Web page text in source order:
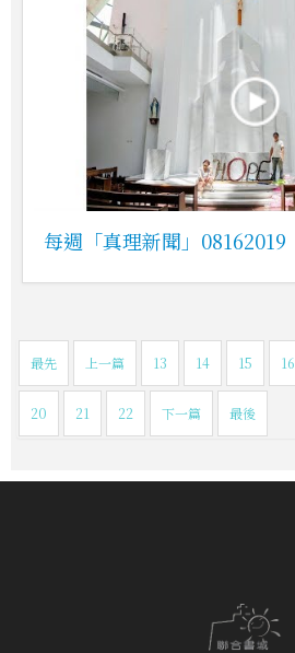
每週「真理新聞」08162019
最先 上一篇 13 14 15 16
20 21 22 下一篇 最後